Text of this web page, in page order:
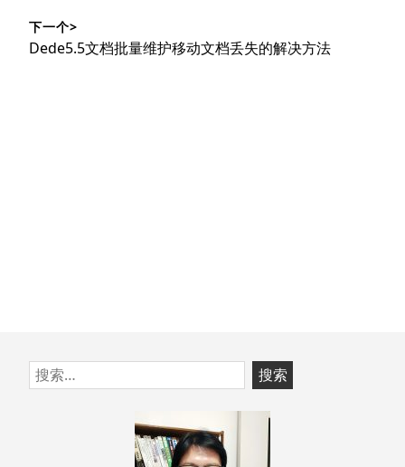
导
航
文
章：
下一个>
下
Dede5.5文档批量维护移动文档丢失的解决方法
跳
至
搜
索：